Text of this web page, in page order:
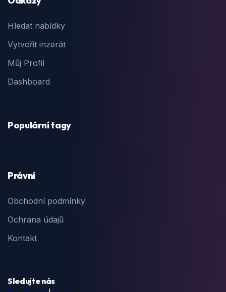
Hledat nabídky
Vytvořit inzerát
Můj Profil
Dashboard
Populární tagy
Právní
Obchodní podmínky
Ochrana údajů
Kontakt
Sledujte nás